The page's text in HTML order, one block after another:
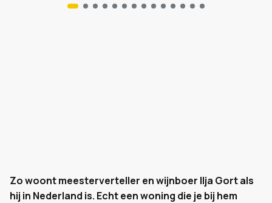
Zo woont meesterverteller en wijnboer Ilja Gort als
hij in Nederland is. Echt een woning die je bij hem